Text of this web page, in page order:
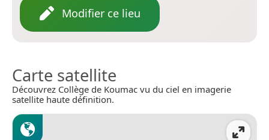
Modifier ce lieu
Carte satellite
Découvrez Collège de Koumac vu du ciel en imagerie
satellite haute définition.